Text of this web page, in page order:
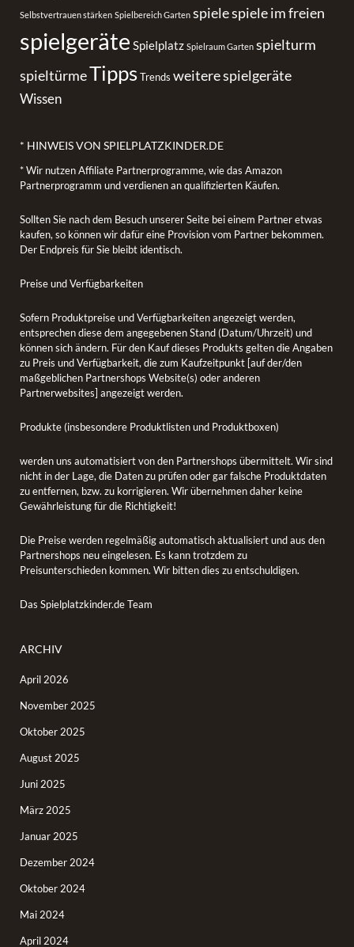
Selbstvertrauen stärken Spielbereich Garten spielespiele im freien
spielgeräte Spielplatz Spielraum Garten spielturm
spieltürmeTippsTrends weitere spielgeräte
Wissen
* HINWEIS VON SPIELPLATZKINDER.DE
* Wir nutzen Affiliate Partnerprogramme, wie das Amazon
Partnerprogramm und verdienen an qualifizierten Käufen.
Sollten Sie nach dem Besuch unserer Seite bei einem Partner etwas
kaufen, so können wir dafür eine Provision vom Partner bekommen.
Der Endpreis für Sie bleibt identisch.
Preise und Verfügbarkeiten
Sofern Produktpreise und Verfügbarkeiten angezeigt werden,
entsprechen diese dem angegebenen Stand (Datum/Uhrzeit) und
können sich ändern. Für den Kauf dieses Produkts gelten die Angaben
zu Preis und Verfügbarkeit, die zum Kaufzeitpunkt [auf der/den
maßgeblichen Partnershops Website(s) oder anderen
Partnerwebsites] angezeigt werden.
Produkte (insbesondere Produktlisten und Produktboxen)
werden uns automatisiert von den Partnershops übermittelt. Wir sind
nicht in der Lage, die Daten zu prüfen oder gar falsche Produktdaten
zu entfernen, bzw. zu korrigieren. Wir übernehmen daher keine
Gewährleistung für die Richtigkeit!
Die Preise werden regelmäßig automatisch aktualisiert und aus den
Partnershops neu eingelesen. Es kann trotzdem zu
Preisunterschieden kommen. Wir bitten dies zu entschuldigen.
Das Spielplatzkinder.de Team
ARCHIV
April 2026
November 2025
Oktober 2025
August 2025
Juni 2025
März 2025
Januar 2025
Dezember 2024
Oktober 2024
Mai 2024
April 2024